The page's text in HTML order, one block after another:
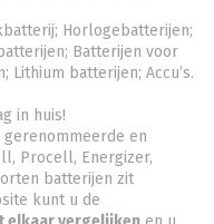
Horlogebatterijen;
; Batterijen voor
batterijen; Accu’s.
in huis!
en
Procell, Energizer,
batterijen zit
kunt u de